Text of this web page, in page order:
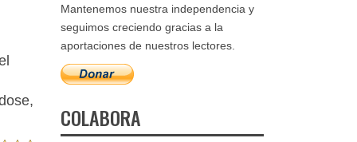
Mantenemos nuestra independencia y
seguimos creciendo gracias a la
aportaciones de nuestros lectores.
COLABORA